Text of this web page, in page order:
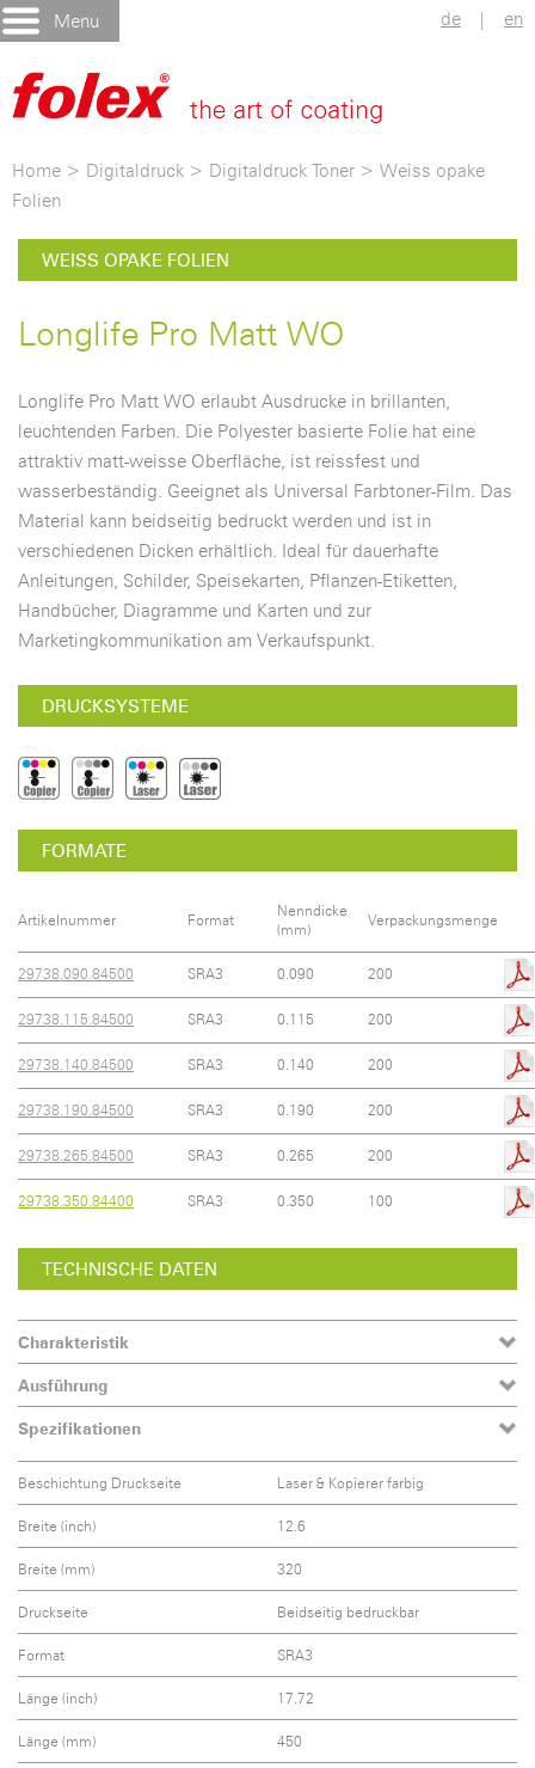
Menu de | en
Home > Digitaldruck > Digitaldruck Toner > Weiss opake
Folien
WEISS OPAKE FOLIEN
Longlife Pro Matt WO
Longlife Pro Matt WO erlaubt Ausdrucke in brillanten,
leuchtenden Farben. Die Polyester basierte Folie hat eine
attraktiv matt-weisse Oberfläche, ist reissfest und
wasserbeständig. Geeignet als Universal Farbtoner-Film. Das
Material kann beidseitig bedruckt werden und ist in
verschiedenen Dicken erhältlich. Ideal für dauerhafte
Anleitungen, Schilder, Speisekarten, Pflanzen-Etiketten,
Handbücher, Diagramme und Karten und zur
Marketingkommunikation am Verkaufspunkt.
DRUCKSYSTEME
FORMATE
Artikelnummer Format
Nenndicke
(mm)
Verpackungsmenge
29738.090.84500 SRA3 0.090 200
29738.115.84500 SRA3 0.115 200
29738.140.84500 SRA3 0.140 200
29738.190.84500 SRA3 0.190 200
29738.265.84500 SRA3 0.265 200
29738.350.84400 SRA3 0.350 100
TECHNISCHE DATEN
Charakteristik
Ausführung
Spezifikationen
Beschichtung Druckseite Laser & Kopierer farbig
Breite (inch) 12.6
Breite (mm) 320
Druckseite Beidseitig bedruckbar
Format SRA3
Länge (inch) 17.72
Länge (mm) 450